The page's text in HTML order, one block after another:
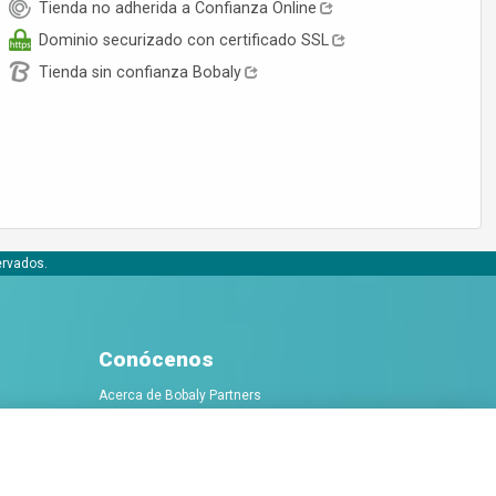
Tienda no adherida a Confianza Online
Dominio securizado con certificado SSL
Tienda sin confianza Bobaly
Conócenos
Acerca de Bobaly Partners